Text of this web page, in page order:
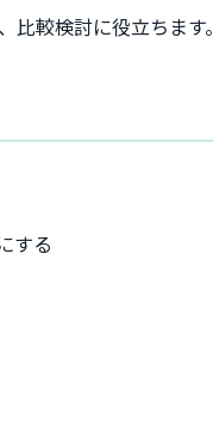
較検討に役立ちます。
する